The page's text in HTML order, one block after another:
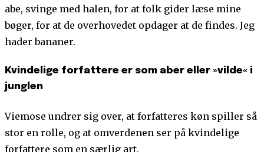
abe, svinge med halen, for at folk gider læse mine
bøger, for at de overhovedet opdager at de findes. Jeg
hader bananer.
Kvindelige forfattere er som aber eller »vilde« i
junglen
Viemose undrer sig over, at forfatteres køn spiller så
stor en rolle, og at omverdenen ser på kvindelige
forfattere som en særlig art.